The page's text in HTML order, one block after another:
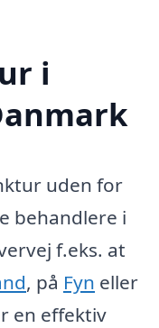
i
uden for
behandlere i
f.eks. at
, på Fyn eller
en effektiv